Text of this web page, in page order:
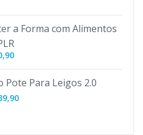
a Forma com Alimentos
O
atual
é:
Pote Para Leigos 2.0
O